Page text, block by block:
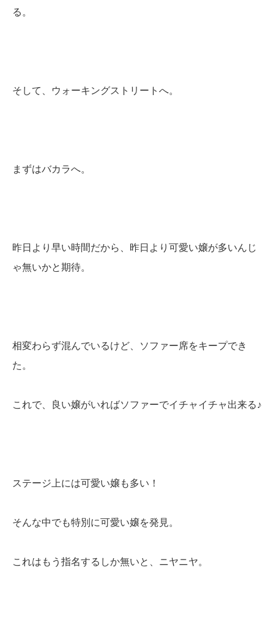
る。
そして、ウォーキングストリートへ。
まずはバカラへ。
昨日より早い時間だから、昨日より可愛い嬢が多いんじ
ゃ無いかと期待。
相変わらず混んでいるけど、ソファー席をキープでき
た。
これで、良い嬢がいればソファーでイチャイチャ出来る♪
ステージ上には可愛い嬢も多い！
そんな中でも特別に可愛い嬢を発見。
これはもう指名するしか無いと、ニヤニヤ。